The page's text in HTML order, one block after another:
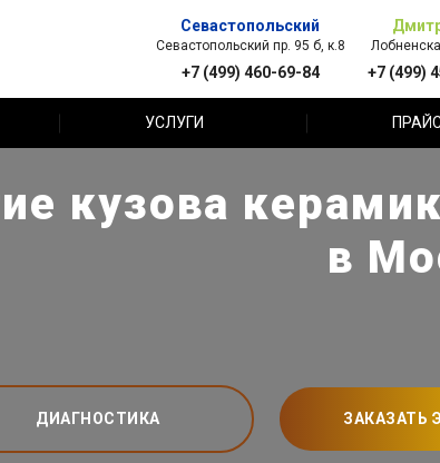
Севастопольский
Севастопольский пр. 95 б, к.8
+7 (499) 460-69-84 +7 (499)
УСЛУГИ
кузова
в
ДИАГНОСТИКА ЗАКАЗАТЬ